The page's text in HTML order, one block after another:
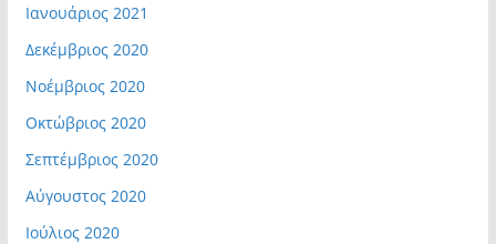
Ιανουάριος 2021
Δεκέμβριος 2020
Νοέμβριος 2020
Οκτώβριος 2020
Σεπτέμβριος 2020
Αύγουστος 2020
Ιούλιος 2020